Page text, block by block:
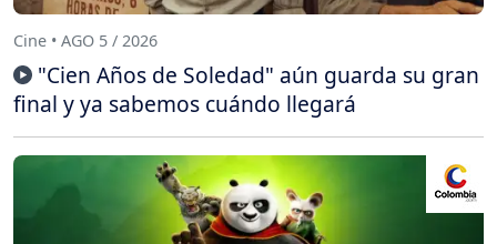
Cine • AGO 5 / 2026
"Cien Años de Soledad" aún guarda su gran
final y ya sabemos cuándo llegará